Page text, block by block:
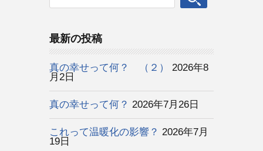
最新の投稿
真の幸せって何？ （２）
2026年8
月2日
真の幸せって何？ 2026年7月26日
これって温暖化の影響？ 2026年7月
19日